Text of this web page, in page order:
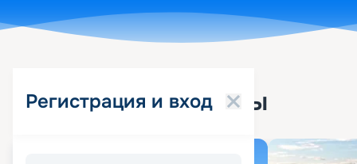
Регистрация и вход
Популярные круизы